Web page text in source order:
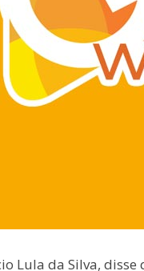
Lula da Silva,